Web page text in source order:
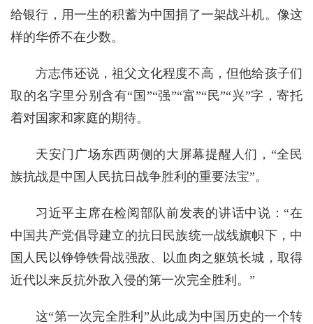
给银行，用一生的积蓄为中国捐了一架战斗机。像这
样的华侨不在少数。
方志伟还说，祖父文化程度不高，但他给孩子们
取的名字里分别含有“国”“强”“富”“民”“兴”字，寄托
着对国家和家庭的期待。
天安门广场东西两侧的大屏幕提醒人们，“全民
族抗战是中国人民抗日战争胜利的重要法宝”。
习近平主席在检阅部队前发表的讲话中说：“在
中国共产党倡导建立的抗日民族统一战线旗帜下，中
国人民以铮铮铁骨战强敌、以血肉之躯筑长城，取得
近代以来反抗外敌入侵的第一次完全胜利。”
这“第一次完全胜利”从此成为中国历史的一个转